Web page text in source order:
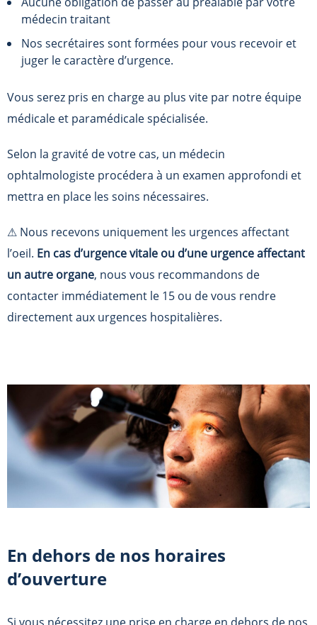
médecin traitant
Nos secrétaires sont formées pour vous recevoir et
juger le caractère d’urgence.
Vous serez pris en charge au plus vite par notre équipe
médicale et paramédicale spécialisée.
Selon la gravité de votre cas, un médecin
ophtalmologiste procédera à un examen approfondi et
mettra en place les soins nécessaires.
️⚠ Nous recevons uniquement les urgences affectant
l’oeil. En cas d’urgence vitale ou d’une urgence affectant
un autre organe, nous vous recommandons de
contacter immédiatement le 15 ou de vous rendre
directement aux urgences hospitalières.
En dehors de nos horaires
d’ouverture